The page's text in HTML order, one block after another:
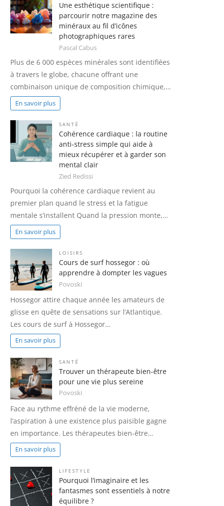
Une esthétique scientifique :
parcourir notre magazine des
minéraux au fil d’icônes
photographiques rares
Pascal Cabus
Plus de 6 000 espèces minérales sont identifiées
à travers le globe, chacune offrant une
combinaison unique de composition chimique,…
En savoir plus
SANTÉ
Cohérence cardiaque : la routine
anti-stress simple qui aide à
mieux récupérer et à garder son
mental clair
Zied Redissi
Pourquoi la cohérence cardiaque revient au
premier plan quand le stress et la fatigue
mentale s’installent Quand la pression monte,…
En savoir plus
LOISIRS
Cours de surf hossegor : où
apprendre à dompter les vagues
Povoski
Hossegor attire chaque année les amateurs de
glisse en quête de sensations sur l’Atlantique.
Les cours de surf à Hossegor…
En savoir plus
SANTÉ
Trouver un thérapeute bien-être
pour une vie plus sereine
Povoski
Face au rythme effréné de la vie moderne,
l’aspiration à une existence plus paisible gagne
en importance. Les thérapeutes bien-être…
En savoir plus
LIFESTYLE
Pourquoi l’imaginaire et les
fantasmes sont essentiels à notre
équilibre ?